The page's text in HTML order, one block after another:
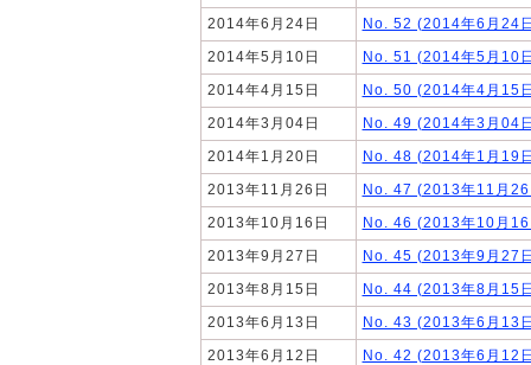
2014年6月24日
No. 52 (2014年6月24
2014年5月10日
No. 51 (2014年5月10
2014年4月15日
No. 50 (2014年4月15
2014年3月04日
No. 49 (2014年3月04
2014年1月20日
No. 48 (2014年1月19
2013年11月26日
No. 47 (2013年11月26
2013年10月16日
No. 46 (2013年10月16
2013年9月27日
No. 45 (2013年9月27
2013年8月15日
No. 44 (2013年8月15
2013年6月13日
No. 43 (2013年6月13
2013年6月12日
No. 42 (2013年6月12